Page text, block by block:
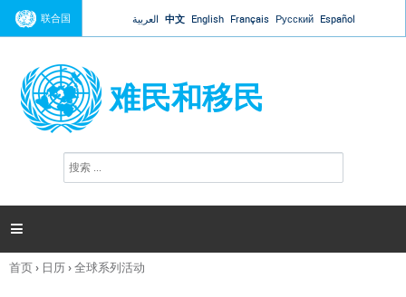
Jump to navigation
联合国 العربية 中文 English Français Русский Español
难民和移民
搜
索

你
首页› 日历›全球系列活动